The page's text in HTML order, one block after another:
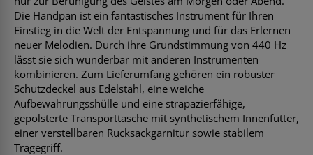
Die Handpan ist ein fantastisches Instrument für Ihren
Einstieg in die Welt der Entspannung und für das Erlernen
neuer Melodien. Durch ihre Grundstimmung von 440 Hz
lässt sie sich wunderbar mit anderen Instrumenten
kombinieren. Zum Lieferumfang gehören ein robuster
Schutzdeckel aus Edelstahl, eine weiche
Aufbewahrungsshülle und eine strapazierfähige,
gepolsterte Transporttasche mit synthetischem Innenfutter,
einer verstellbaren Rucksackgarnitur sowie stabilem
Tragegriff.